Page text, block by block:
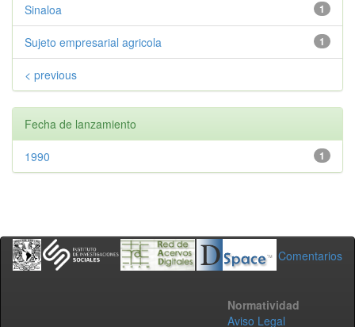
1
Sinaloa
1
Sujeto empresarial agricola
< previous
Fecha de lanzamiento
1
1990
Comentarios
Normatividad
Aviso Legal